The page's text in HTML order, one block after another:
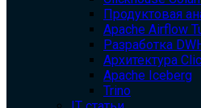
Продуктовая
Apache Airflow
Разработка
Архитектура
Apache Iceberg
Trino